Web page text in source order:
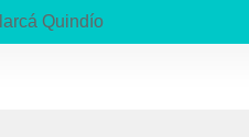
Quindío